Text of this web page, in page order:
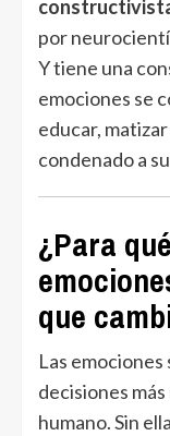
por
Y tiene una
emociones se
educar,
condenado a
¿Para
que
Las emociones
decisiones
humano. Sin